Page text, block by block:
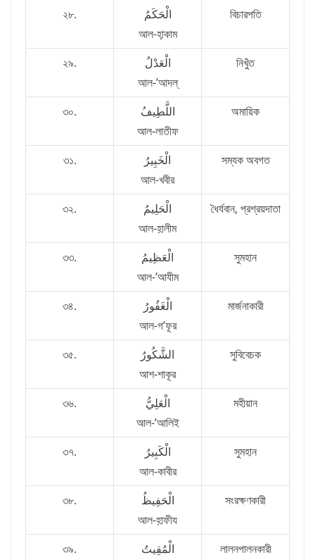
২৮.
الْحَكَمُ
আল-হা়কাম
বিচারপতি
২৯.
الْعَدْلُ
আল-’আদল্‌
নিখুঁত
৩০.
اللَّطِيفُ
আল-লাতীফ
অমায়িক
৩১.
الْخَبِيرُ
আল-খবীর
সম্যক অবগত
৩২.
الْحَلِيمُ
আল-হ়ালীম
ধৈর্যবান, প্রশ্রয়দাতা
৩৩.
الْعَظِيمُ
আল-’আযীম
সুমহান
৩৪.
الْغَفُورُ
আল-গ’ফূর
মার্জনাকারী
৩৫.
الشَّكُورُ
আশ-শাকূর
সুবিবেচক
৩৬.
الْعَلِيُّ
আল-’আলিই
মহীয়ান
৩৭.
الْكَبِيرُ
আল-কাবীর
সুমহান
৩৮.
الْحَفِيظُ
আল-হ়াফীয
সংরক্ষণকারী
৩৯.
الْمُقِيتُ
লালনপালনকারী